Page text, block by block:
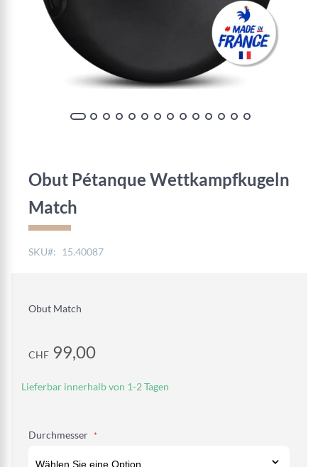
Obut Pétanque Wettkampfkugeln
Match
SKU 15.40087
Obut Match
CHF 99,00
Lieferbar innerhalb von 1-2 Tagen
Durchmesser
Bildgalerie